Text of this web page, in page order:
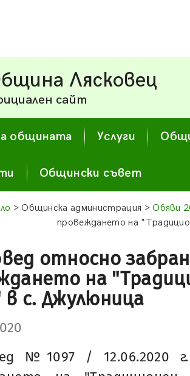
Лясковец
сайт
общината Услуги
Общински съвет
> Общинска администрация >Обяви
провеждането на
относно
на
в с. Джулюница
№1097 / 12.06.2020